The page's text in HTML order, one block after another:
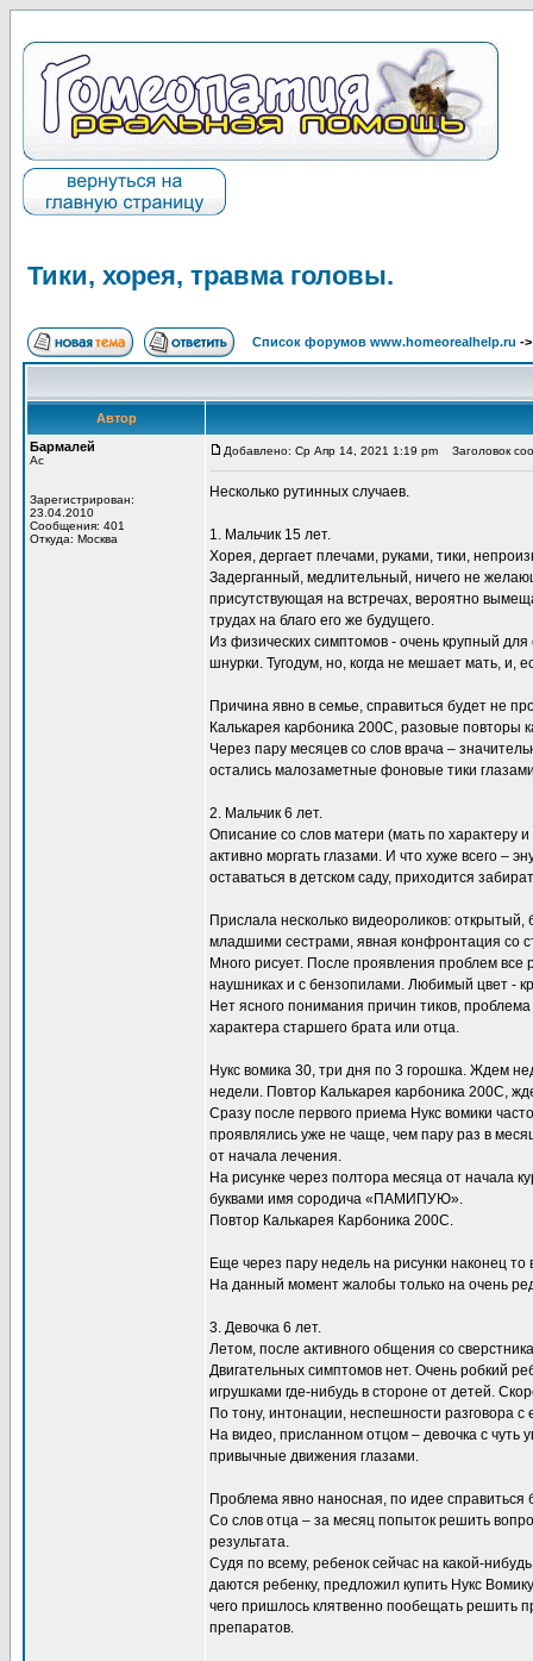
Тики, хорея, травма головы.
Список форумов www.homeorealhelp.ru -
Автор
Бармалей
Ас
Зарегистрирован:
23.04.2010
Сообщения: 401
Откуда: Москва
Добавлено: Ср Апр 14, 2021 1:19 pm Заголовок
Несколько рутинных случаев.
1. Мальчик 15 лет.
Хорея, дергает плечами, руками, тики,
Задерганный, медлительный, ничего не
присутствующая на встречах, вероятно
трудах на благо его же будущего.
Из физических симптомов - очень крупный
шнурки. Тугодум, но, когда не мешает мать, и,
Причина явно в семье, справиться будет не
Калькарея карбоника 200С, разовые повторы
Через пару месяцев со слов врача –
остались малозаметные фоновые тики
2. Мальчик 6 лет.
Описание со слов матери (мать по характеру
активно моргать глазами. И что хуже всего –
оставаться в детском саду, приходится
Прислала несколько видеороликов:
младшими сестрами, явная конфронтация со
Много рисует. После проявления проблем
наушниках и с бензопилами. Любимый цвет -
Нет ясного понимания причин тиков,
характера старшего брата или отца.
Нукс вомика 30, три дня по 3 горошка. Ждем
недели. Повтор Калькарея карбоника 200С,
Сразу после первого приема Нукс вомики
проявлялись уже не чаще, чем пару раз в
от начала лечения.
На рисунке через полтора месяца от начала
буквами имя сородича «ПАМИПУЮ».
Повтор Калькарея Карбоника 200С.
Еще через пару недель на рисунки наконец
На данный момент жалобы только на очень
3. Девочка 6 лет.
Летом, после активного общения со
Двигательных симптомов нет. Очень робкий
игрушками где-нибудь в стороне от детей.
По тону, интонации, неспешности разговора
На видео, присланном отцом – девочка с чуть
привычные движения глазами.
Проблема явно наносная, по идее справиться
Со слов отца – за месяц попыток решить
результата.
Судя по всему, ребенок сейчас на какой-
даются ребенку, предложил купить Нукс
чего пришлось клятвенно пообещать решить
препаратов.